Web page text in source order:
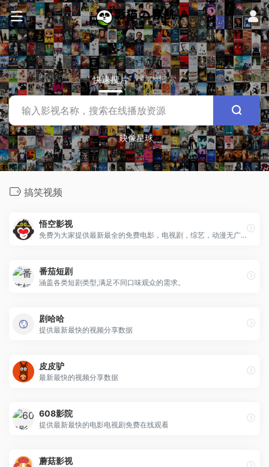
快速搜片 站内搜索
映像星球
搞笑视频
悟空影视
免费为大家提供最新最全的免费电影，电视剧，综艺，动漫无广告在线云点播
番茄短剧
涵盖各类短剧类型,满足不同口味观众的需求。
剧哈哈
提供最新最快的视频分享数据
皮皮驴
最新最快的视频分享数据
608影院
提供最新最快的电影电视剧免费在线观看
蘑菇影视